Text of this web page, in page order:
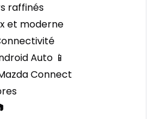
raffinés
et moderne
Auto 📱
Connect